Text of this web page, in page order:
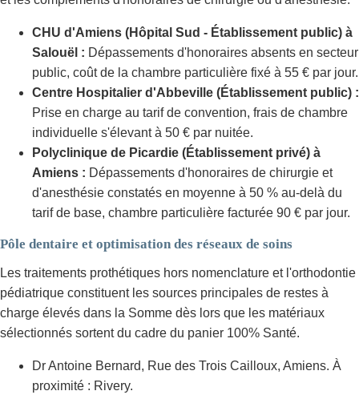
CHU d'Amiens (Hôpital Sud - Établissement public) à
Salouël : Dépassements d'honoraires absents en secteur
public, coût de la chambre particulière fixé à 55 € par jour.
Centre Hospitalier d'Abbeville (Établissement public) :
Prise en charge au tarif de convention, frais de chambre
individuelle s'élevant à 50 € par nuitée.
Polyclinique de Picardie (Établissement privé) à
Amiens : Dépassements d'honoraires de chirurgie et
d'anesthésie constatés en moyenne à 50 % au-delà du
tarif de base, chambre particulière facturée 90 € par jour.
Pôle dentaire et optimisation des réseaux de soins
Les traitements prothétiques hors nomenclature et l'orthodontie
pédiatrique constituent les sources principales de restes à
charge élevés dans la Somme dès lors que les matériaux
sélectionnés sortent du cadre du panier 100% Santé.
Dr Antoine Bernard, Rue des Trois Cailloux, Amiens. À
proximité : Rivery.